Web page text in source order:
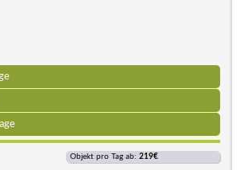
Objekt pro Tag ab: 219€